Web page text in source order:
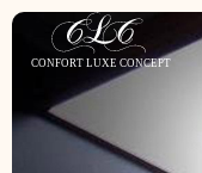
CONFORTLUXE CONCEPT